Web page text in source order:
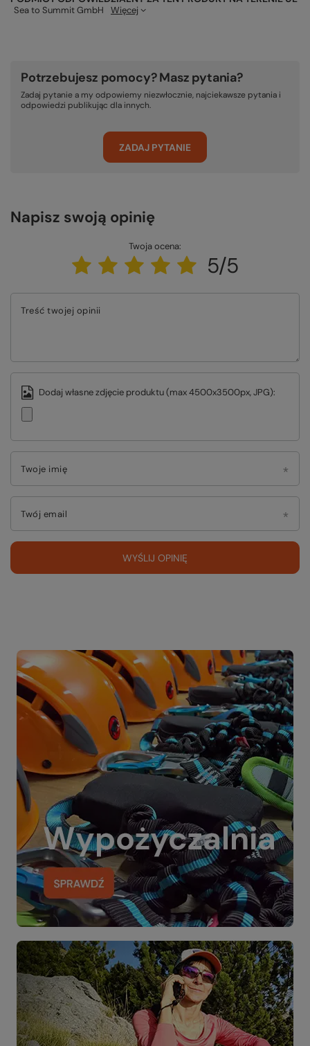
Sea to Summit GmbH Więcej
Potrzebujesz pomocy? Masz pytania?
Zadaj pytanie a my odpowiemy niezwłocznie, najciekawsze pytania i
odpowiedzi publikując dla innych.
ZADAJ PYTANIE
Napisz swoją opinię
Twoja ocena:
5/5
Treść twojej opinii
Dodaj własne zdjęcie produktu (max 4500x3500px, JPG):
Twoje imię
Twój email
WYŚLIJ OPINIĘ